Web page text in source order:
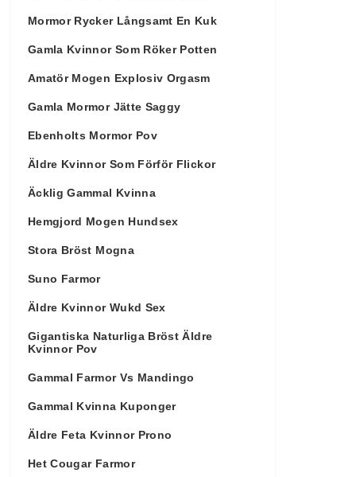
Mormor Rycker Långsamt En Kuk
Gamla Kvinnor Som Röker Potten
Amatör Mogen Explosiv Orgasm
Gamla Mormor Jätte Saggy
Ebenholts Mormor Pov
Äldre Kvinnor Som Förför Flickor
Äcklig Gammal Kvinna
Hemgjord Mogen Hundsex
Stora Bröst Mogna
Suno Farmor
Äldre Kvinnor Wukd Sex
Gigantiska Naturliga Bröst Äldre
Kvinnor Pov
Gammal Farmor Vs Mandingo
Gammal Kvinna Kuponger
Äldre Feta Kvinnor Prono
Het Cougar Farmor